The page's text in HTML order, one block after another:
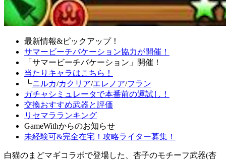
最新情報&ピックアップ！
サマービーチバケーション協力が開催！
「サマービーチバケーション」開催！
当たりキャラはこちら！
┗ニルカ/カクリア/エレノア/フラン
ガチャシミュレータで本番前の運試し！
交換おすすめ武器と評価
リセマラランキング
GameWithからのお知らせ
未経験可&完全在宅！攻略ライター募集！
白猫のまどマギコラボで登場した、杏子のモチーフ武器(杏